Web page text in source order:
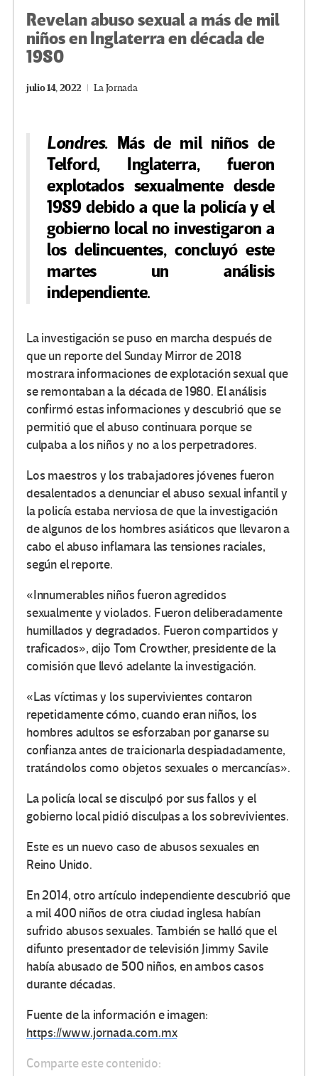
Revelan abuso sexual a más de mil
niños en Inglaterra en década de
1980
julio 14, 2022 La Jornada
Londres. Más de mil niños de
Telford, Inglaterra, fueron
explotados sexualmente desde
1989 debido a que la policía y el
gobierno local no investigaron a
los delincuentes, concluyó este
martes un análisis
independiente.
La investigación se puso en marcha después de
que un reporte del Sunday Mirror de 2018
mostrara informaciones de explotación sexual que
se remontaban a la década de 1980. El análisis
confirmó estas informaciones y descubrió que se
permitió que el abuso continuara porque se
culpaba a los niños y no a los perpetradores.
Los maestros y los trabajadores jóvenes fueron
desalentados a denunciar el abuso sexual infantil y
la policía estaba nerviosa de que la investigación
de algunos de los hombres asiáticos que llevaron a
cabo el abuso inflamara las tensiones raciales,
según el reporte.
«Innumerables niños fueron agredidos
sexualmente y violados. Fueron deliberadamente
humillados y degradados. Fueron compartidos y
traficados», dijo Tom Crowther, presidente de la
comisión que llevó adelante la investigación.
«Las víctimas y los supervivientes contaron
repetidamente cómo, cuando eran niños, los
hombres adultos se esforzaban por ganarse su
confianza antes de traicionarla despiadadamente,
tratándolos como objetos sexuales o mercancías».
La policía local se disculpó por sus fallos y el
gobierno local pidió disculpas a los sobrevivientes.
Este es un nuevo caso de abusos sexuales en
Reino Unido.
En 2014, otro artículo independiente descubrió que
a mil 400 niños de otra ciudad inglesa habían
sufrido abusos sexuales. También se halló que el
difunto presentador de televisión Jimmy Savile
había abusado de 500 niños, en ambos casos
durante décadas.
Fuente de la información e imagen:
https://www.jornada.com.mx
Comparte este contenido: